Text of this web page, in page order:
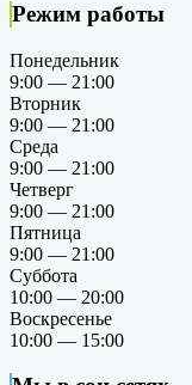
Режим работы
Понедельник
9:00 — 21:00
Вторник
9:00 — 21:00
Среда
9:00 — 21:00
Четверг
9:00 — 21:00
Пятница
9:00 — 21:00
Суббота
10:00 — 20:00
Воскресенье
10:00 — 15:00